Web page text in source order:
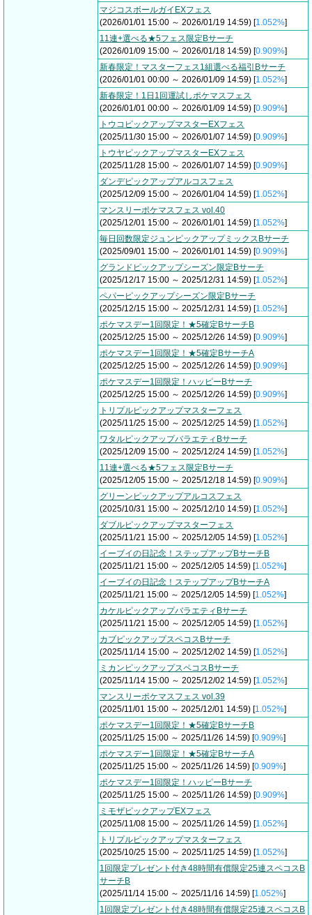
マジコスボールガイEXフェス
(2026/01/01 15:00 ～ 2026/01/19 14:59) [1.052%]
11連+選べる★5フェス限定Bサーチ
(2026/01/09 15:00 ～ 2026/01/18 14:59) [0.909%]
新春限定！マスターフェス1組選べる福引Bサーチ
(2026/01/01 00:00 ～ 2026/01/09 14:59) [1.052%]
新春限定！1日1回運試しポケマスフェス
(2026/01/01 00:00 ～ 2026/01/09 14:59) [0.909%]
トウコピックアップマスターEXフェス
(2025/11/30 15:00 ～ 2026/01/07 14:59) [0.909%]
トウヤピックアップマスターEXフェス
(2025/11/28 15:00 ～ 2026/01/07 14:59) [0.909%]
ダンデピックアップアルコスフェス
(2025/12/09 15:00 ～ 2026/01/04 14:59) [1.052%]
マンスリーポケマスフェス vol.40
(2025/12/01 15:00 ～ 2026/01/01 14:59) [1.052%]
毎日回数限定ジュンピックアップミックスBサーチ
(2025/09/01 15:00 ～ 2026/01/01 14:59) [0.909%]
グランドピックアップシーズン限定Bサーチ
(2025/12/17 15:00 ～ 2025/12/31 14:59) [1.052%]
ペパーピックアップシーズン限定Bサーチ
(2025/12/15 15:00 ～ 2025/12/31 14:59) [1.052%]
ポケマスデー1回限定！★5確定BサーチB
(2025/12/25 15:00 ～ 2025/12/26 14:59) [0.909%]
ポケマスデー1回限定！★5確定BサーチA
(2025/12/25 15:00 ～ 2025/12/26 14:59) [0.909%]
ポケマスデー1回限定！ハッピーBサーチ
(2025/12/25 15:00 ～ 2025/12/26 14:59) [0.909%]
トリプルピックアップマスターフェス
(2025/11/25 15:00 ～ 2025/12/25 14:59) [1.052%]
ワタルピックアップバラエティBサーチ
(2025/12/09 15:00 ～ 2025/12/24 14:59) [1.052%]
11連+選べる★5フェス限定Bサーチ
(2025/12/05 15:00 ～ 2025/12/18 14:59) [0.909%]
グリーンピックアップアルコスフェス
(2025/10/31 15:00 ～ 2025/12/10 14:59) [1.052%]
ダブルピックアップマスターフェス
(2025/11/21 15:00 ～ 2025/12/05 14:59) [1.052%]
イーブイの日記念！ステップアップBサーチB
(2025/11/21 15:00 ～ 2025/12/05 14:59) [1.052%]
イーブイの日記念！ステップアップBサーチA
(2025/11/21 15:00 ～ 2025/12/05 14:59) [1.052%]
カケルピックアップバラエティBサーチ
(2025/11/21 15:00 ～ 2025/12/05 14:59) [1.052%]
カブピックアップスペコスBサーチ
(2025/11/14 15:00 ～ 2025/12/02 14:59) [1.052%]
ミカンピックアップスペコスBサーチ
(2025/11/14 15:00 ～ 2025/12/02 14:59) [1.052%]
マンスリーポケマスフェス vol.39
(2025/11/01 15:00 ～ 2025/12/01 14:59) [1.052%]
ポケマスデー1回限定！★5確定BサーチB
(2025/11/25 15:00 ～ 2025/11/26 14:59) [0.909%]
ポケマスデー1回限定！★5確定BサーチA
(2025/11/25 15:00 ～ 2025/11/26 14:59) [0.909%]
ポケマスデー1回限定！ハッピーBサーチ
(2025/11/25 15:00 ～ 2025/11/26 14:59) [0.909%]
ミモザピックアップEXフェス
(2025/11/08 15:00 ～ 2025/11/26 14:59) [1.052%]
トリプルピックアップマスターフェス
(2025/10/25 15:00 ～ 2025/11/25 14:59) [1.052%]
1回限定プレゼント付き48時間有償限定25連スペコスB
サーチB
(2025/11/14 15:00 ～ 2025/11/16 14:59) [1.052%]
1回限定プレゼント付き48時間有償限定25連スペコスB